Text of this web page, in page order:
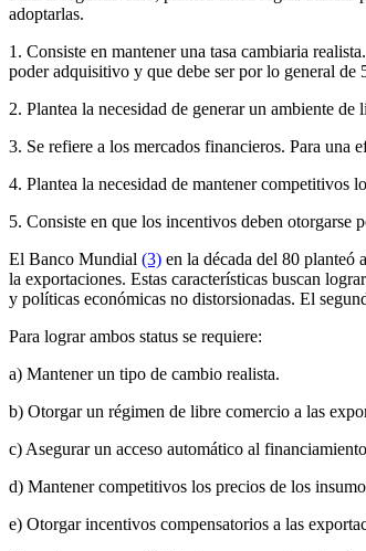
adoptarlas.
1. Consiste en mantener una tasa cambiaria
poder adquisitivo y que debe ser por lo general de
2. Plantea la necesidad de generar un ambiente
3. Se refiere a los mercados financieros. Para una
4. Plantea la necesidad de mantener competitivos
5. Consiste en que los incentivos deben otorgarse
El Banco Mundial (3) en la década del 80 planteó
la exportaciones. Estas características buscan
y políticas económicas no distorsionadas. El
Para lograr ambos status se requiere:
a) Mantener un tipo de cambio realista.
b) Otorgar un régimen de libre comercio a las
c) Asegurar un acceso automático al
d) Mantener competitivos los precios de los
e) Otorgar incentivos compensatorios a las